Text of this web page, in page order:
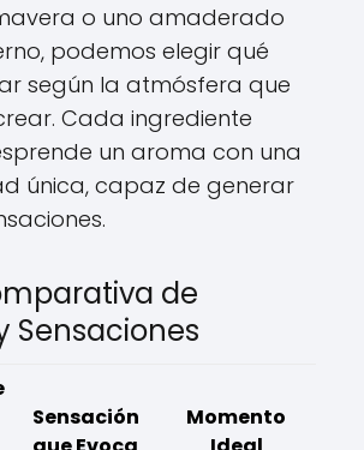
o uno amaderado
podemos elegir qué
según la atmósfera que
Cada ingrediente
un aroma con una
única, capaz de generar
de
Sensaciones
Sensación
Momento